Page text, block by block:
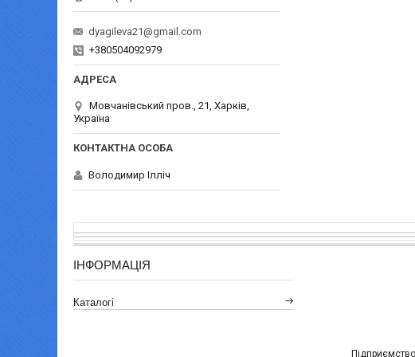
dyagileva21@gmail.com
+380504092979
Мовчанівський пров., 21, Харків,
Україна
Володимир Ілліч
ІНФОРМАЦІЯ
Каталогі